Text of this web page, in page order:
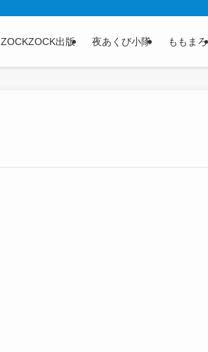
ZOCKZOCK出版 夜あくび小隊 ももまろ